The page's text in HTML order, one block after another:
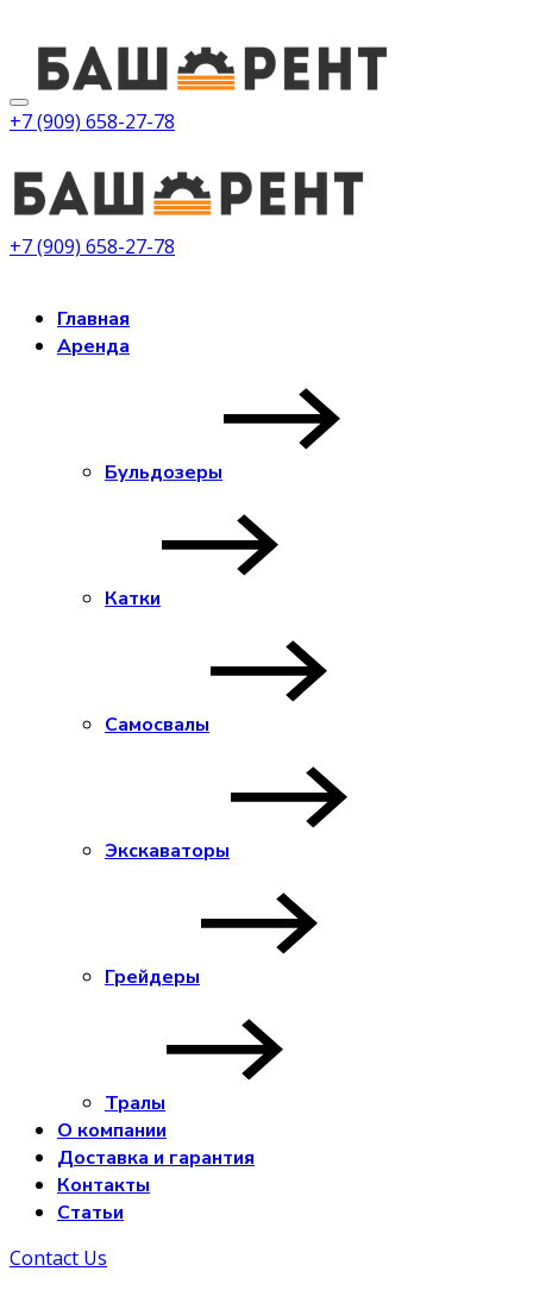
+7 (909) 658-27-78
+7 (909) 658-27-78
Главная
Аренда
Бульдозеры
Катки
Самосвалы
Экскаваторы
Грейдеры
Тралы
О компании
Доставка и гарантия
Контакты
Статьи
Contact Us